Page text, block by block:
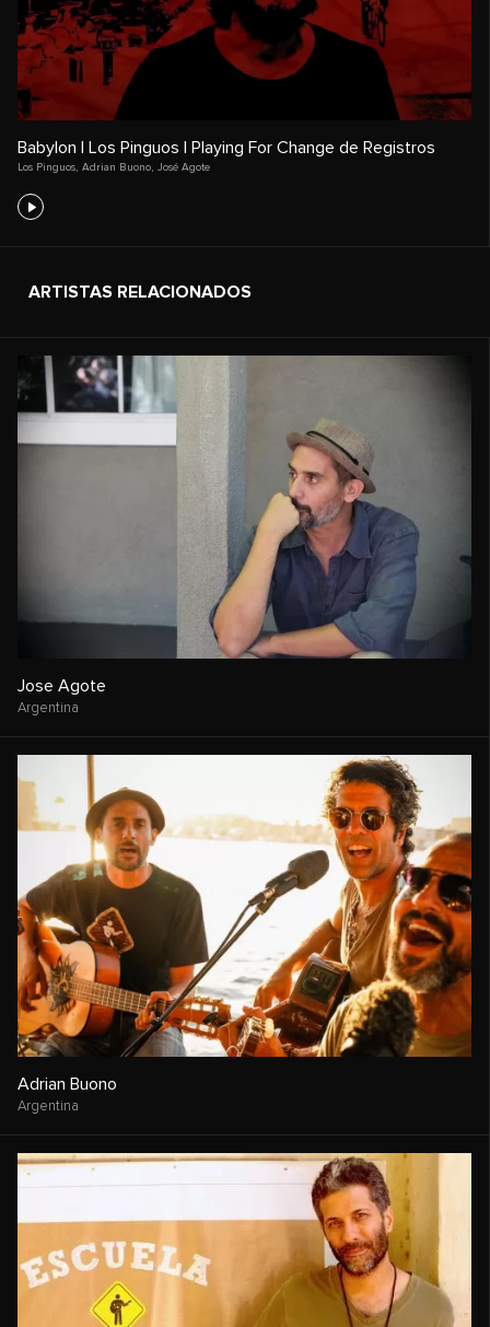
Babylon | Los Pinguos | Playing For Change de Registros
Los Pinguos, Adrian Buono, José Agote
ARTISTAS RELACIONADOS
Jose Agote
Argentina
Adrian Buono
Argentina